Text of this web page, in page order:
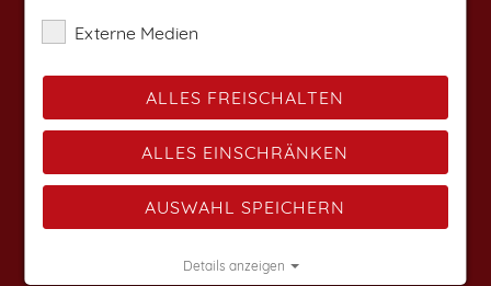
Externe Medien
ALLES FREISCHALTEN
ALLES EINSCHRÄNKEN
AUSWAHL SPEICHERN
Details anzeigen